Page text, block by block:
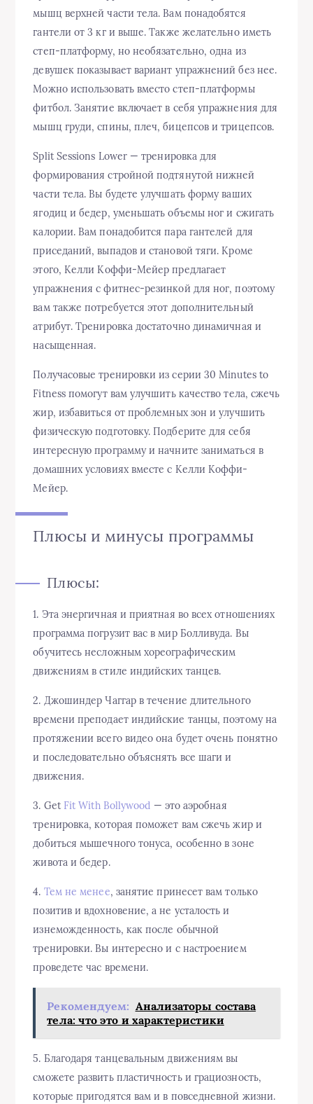
мышц верхней части тела. Вам понадобятся
гантели от 3 кг и выше. Также желательно иметь
степ-платформу, но необязательно, одна из
девушек показывает вариант упражнений без нее.
Можно использовать вместо степ-платформы
фитбол. Занятие включает в себя упражнения для
мышц груди, спины, плеч, бицепсов и трицепсов.
Split Sessions Lower — тренировка для
формирования стройной подтянутой нижней
части тела. Вы будете улучшать форму ваших
ягодиц и бедер, уменьшать объемы ног и сжигать
калории. Вам понадобится пара гантелей для
приседаний, выпадов и становой тяги. Кроме
этого, Келли Коффи-Мейер предлагает
упражнения с фитнес-резинкой для ног, поэтому
вам также потребуется этот дополнительный
атрибут. Тренировка достаточно динамичная и
насыщенная.
Получасовые тренировки из серии 30 Minutes to
Fitness помогут вам улучшить качество тела, сжечь
жир, избавиться от проблемных зон и улучшить
физическую подготовку. Подберите для себя
интересную программу и начните заниматься в
домашних условиях вместе с Келли Коффи-
Мейер.
Плюсы и минусы программы
Плюсы:
1. Эта энергичная и приятная во всех отношениях
программа погрузит вас в мир Болливуда. Вы
обучитесь несложным хореографическим
движениям в стиле индийских танцев.
2. Джошиндер Чаггар в течение длительного
времени преподает индийские танцы, поэтому на
протяжении всего видео она будет очень понятно
и последовательно объяснять все шаги и
движения.
3. Get Fit With Bollywood — это аэробная
тренировка, которая поможет вам сжечь жир и
добиться мышечного тонуса, особенно в зоне
живота и бедер.
4. Тем не менее, занятие принесет вам только
позитив и вдохновение, а не усталость и
изнеможденность, как после обычной
тренировки. Вы интересно и с настроением
проведете час времени.
Рекомендуем: Анализаторы состава
тела: что это и характеристики
5. Благодаря танцевальным движениям вы
сможете развить пластичность и грациозность,
которые пригодятся вам и в повседневной жизни.